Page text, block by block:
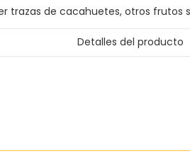
trazas de cacahuetes, otros frutos
Detalles del producto